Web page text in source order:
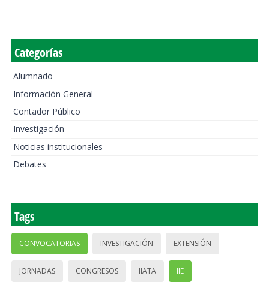
Categorías
Alumnado
Información General
Contador Público
Investigación
Noticias institucionales
Debates
Tags
CONVOCATORIAS INVESTIGACIÓN EXTENSIÓN
JORNADAS CONGRESOS IIATA IIE